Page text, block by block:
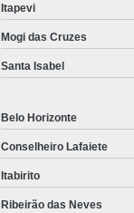
Itapevi
Mogi das Cruzes
Santa Isabel
Belo Horizonte
Conselheiro Lafaiete
Itabirito
Ribeirão das Neves